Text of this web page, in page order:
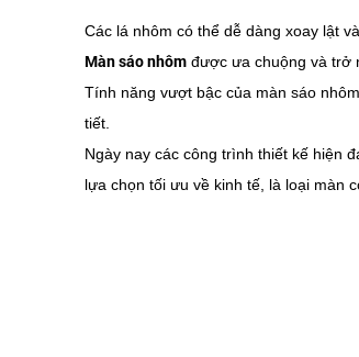
Các lá nhôm có thể dễ dàng xoay lật
Màn sáo nhôm được ưa chuộng và trở
Tính năng vượt bậc của màn sáo
tiết.
Ngày nay các công trình thiết kế hiện
lựa chọn tối ưu về kinh tế, là loại màn